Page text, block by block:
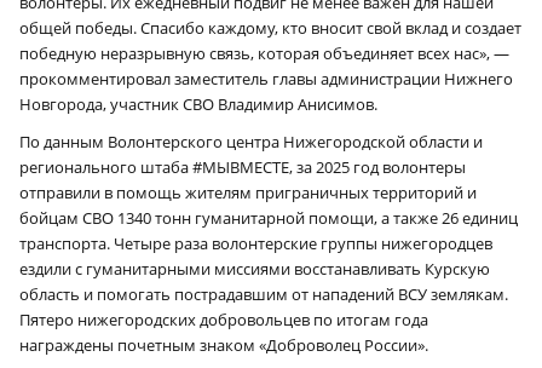
общей победы. Спасибо каждому, кто вносит свой вклад и создает
победную неразрывную связь, которая объединяет всех нас», —
прокомментировал заместитель главы администрации Нижнего
Новгорода, участник СВО Владимир Анисимов.
По данным Волонтерского центра Нижегородской области и
регионального штаба #МЫВМЕСТЕ, за 2025 год волонтеры
отправили в помощь жителям приграничных территорий и
бойцам СВО 1340 тонн гуманитарной помощи, а также 26 единиц
транспорта. Четыре раза волонтерские группы нижегородцев
ездили с гуманитарными миссиями восстанавливать Курскую
область и помогать пострадавшим от нападений ВСУ землякам.
Пятеро нижегородских добровольцев по итогам года
награждены почетным знаком «Доброволец России».